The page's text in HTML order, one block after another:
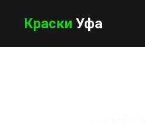
Краски Уфа